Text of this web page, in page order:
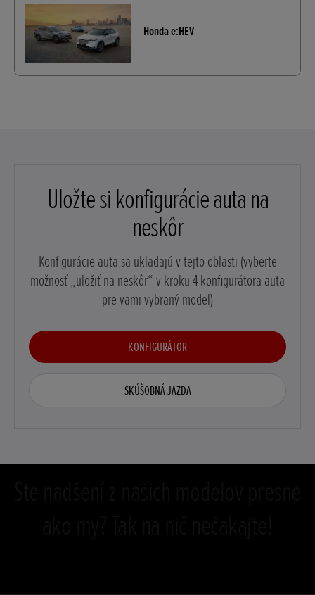
Honda e:HEV
Uložte si konfigurácie auta na
neskôr
Konfigurácie auta sa ukladajú v tejto oblasti (vyberte
možnosť „uložiť na neskôr“ v kroku 4 konfigurátora auta
pre vami vybraný model)
KONFIGURÁTOR
SKÚŠOBNÁ JAZDA